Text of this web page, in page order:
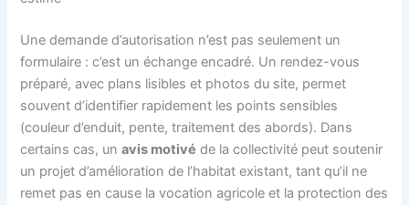
Une demande d’autorisation n’est pas seulement un
formulaire : c’est un échange encadré. Un rendez-vous
préparé, avec plans lisibles et photos du site, permet
souvent d’identifier rapidement les points sensibles
(couleur d’enduit, pente, traitement des abords). Dans
certains cas, unavis motivé de la collectivité peut soutenir
un projet d’amélioration de l’habitat existant, tant qu’il ne
remet pas en cause la vocation agricole et la protection des